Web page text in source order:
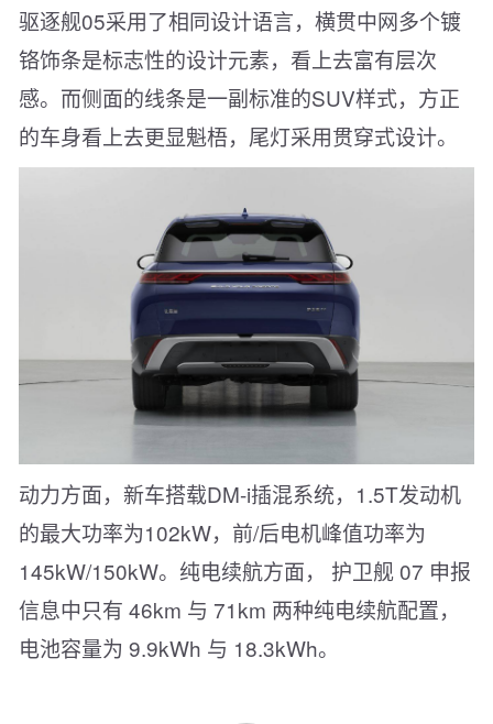
驱逐舰05采用了相同设计语言，横贯中网多个镀
铬饰条是标志性的设计元素，看上去富有层次
感。而侧面的线条是一副标准的SUV样式，方正
的车身看上去更显魁梧，尾灯采用贯穿式设计。
动力方面，新车搭载DM-i插混系统，1.5T发动机
的最大功率为102kW，前/后电机峰值功率为
145kW/150kW。纯电续航方面， 护卫舰 07 申报
信息中只有 46km 与 71km 两种纯电续航配置，
电池容量为 9.9kWh 与 18.3kWh。